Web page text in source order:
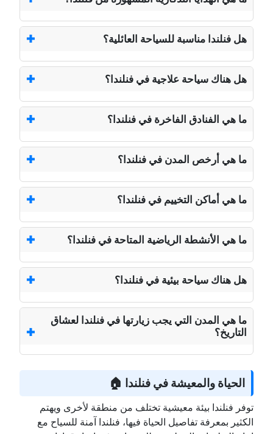
هل فنلندا مناسبة للسياحة العائلية؟
هل هناك سياحة علاجية في فنلندا؟
ما هي الفنادق الفاخرة في فنلندا؟
ما هي أرخص المدن في فنلندا؟
ما هي أماكن التخييم في فنلندا؟
ما هي الأنشطة الرياضية المتاحة في فنلندا؟
هل هناك سياحة بيئية في فنلندا؟
ما هي المدن التي يجب زيارتها في فنلندا لعشاق
التاريخ؟
الحياة والمعيشة في فنلندا 🏠
توفر فنلندا بيئة معيشية تختلف من منطقة لأخرى ويهتم
الكثير بمعرفة تفاصيل الحياة فيها، فنلندا آمنة للسياح مع